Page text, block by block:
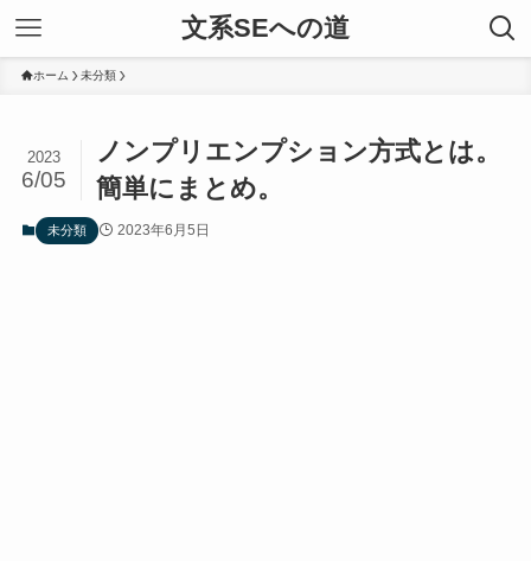
文系SEへの道
ホーム 未分類
ノンプリエンプション方式とは。
簡単にまとめ。
2023
6/05
未分類 2023年6月5日